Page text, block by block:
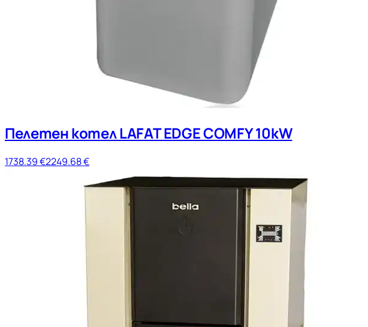
Пелетен котел LAFAT EDGE COMFY 10kW
1738.39€2249.68€